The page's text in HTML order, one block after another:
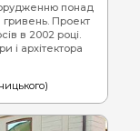
понад
гривень. Проект
в 2002 році.
і архітектора